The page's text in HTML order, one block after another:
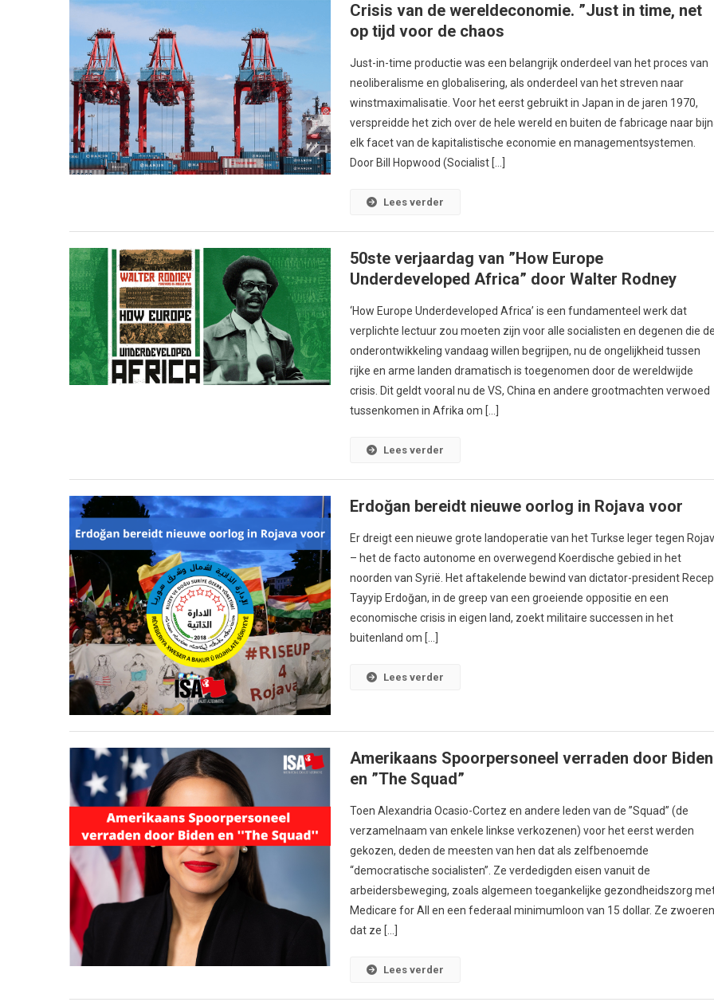
Crisis van de wereldeconomie. ”Just in time, net
op tijd voor de chaos
Just-in-time productie was een belangrijk onderdeel van het proces van
neoliberalisme en globalisering, als onderdeel van het streven naar
winstmaximalisatie. Voor het eerst gebruikt in Japan in de jaren 1970,
verspreidde het zich over de hele wereld en buiten de fabricage naar
elk facet van de kapitalistische economie en managementsystemen.
Door Bill Hopwood (Socialist […]
Lees verder
50ste verjaardag van ”How Europe
Underdeveloped Africa” door Walter Rodney
‘How Europe Underdeveloped Africa’ is een fundamenteel werk dat
verplichte lectuur zou moeten zijn voor alle socialisten en degenen die
onderontwikkeling vandaag willen begrijpen, nu de ongelijkheid tussen
rijke en arme landen dramatisch is toegenomen door de wereldwijde
crisis. Dit geldt vooral nu de VS, China en andere grootmachten verwoed
tussenkomen in Afrika om […]
Lees verder
Erdoğan bereidt nieuwe oorlog in Rojava voor
Er dreigt een nieuwe grote landoperatie van het Turkse leger tegen
– het de facto autonome en overwegend Koerdische gebied in het
noorden van Syrië. Het aftakelende bewind van dictator-president Recep
Tayyip Erdoğan, in de greep van een groeiende oppositie en een
economische crisis in eigen land, zoekt militaire successen in het
buitenland om […]
Lees verder
Amerikaans Spoorpersoneel verraden door Biden
en ”The Squad”
Toen Alexandria Ocasio-Cortez en andere leden van de ”Squad” (de
verzamelnaam van enkele linkse verkozenen) voor het eerst werden
gekozen, deden de meesten van hen dat als zelfbenoemde
“democratische socialisten”. Ze verdedigden eisen vanuit de
arbeidersbeweging, zoals algemeen toegankelijke gezondheidszorg
Medicare for All en een federaal minimumloon van 15 dollar. Ze
dat ze […]
Lees verder